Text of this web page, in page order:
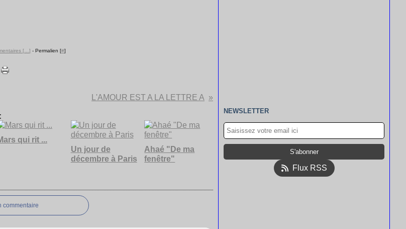
[ …] - Permalien [#]
L'AMOUR EST A LA LETTRE A
qui rit ...
Un jour de
décembre à Paris
Ahaé "De ma
fenêtre"
commentaire
NEWSLETTER
Flux RSS